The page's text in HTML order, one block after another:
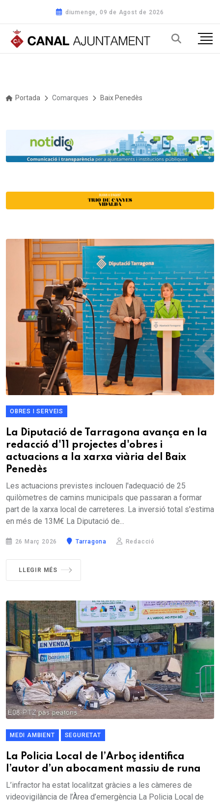
diumenge, 09 de Agost de 2026
Portada Comarques Baix Penedès
OBRES I SERVEIS
La Diputació de Tarragona avança en la
redacció d'11 projectes d'obres i
actuacions a la xarxa viària del Baix
Penedès
Les actuacions previstes inclouen l'adequació de 25
quilòmetres de camins municipals que passaran a formar
part de la xarxa local de carreteres. La inversió total s'estima
en més de 13M€ La Diputació de...
26 Març 2026 Tarragona Redacció
LLEGIR MÉS
MEDI AMBIENT SEGURETAT
La Policia Local de l’Arboç identifica
l’autor d’un abocament massiu de runa
L’infractor ha estat localitzat gràcies a les càmeres de
videovigilància de l’Àrea d’emergència La Policia Local de